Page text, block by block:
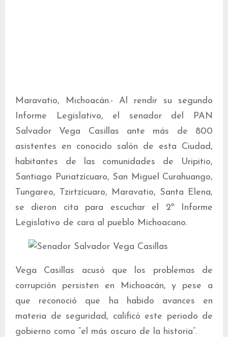
Maravatio, Michoacán.- Al rendir su segundo
Informe Legislativo, el senador del PAN
Salvador Vega Casillas ante más de 800
asistentes en conocido salón de esta Ciudad,
habitantes de las comunidades de Uripitio,
Santiago Puriatzícuaro, San Miguel Curahuango,
Tungareo, Tzirtzícuaro, Maravatio, Santa Elena,
se dieron cita para escuchar el 2º Informe
Legislativo de cara al pueblo Michoacano.
Vega Casillas acusó que los problemas de
corrupción persisten en Michoacán, y pese a
que reconoció que ha habido avances en
materia de seguridad, calificó este periodo de
gobierno como “el más oscuro de la historia”.